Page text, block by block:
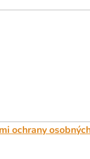
ochrany